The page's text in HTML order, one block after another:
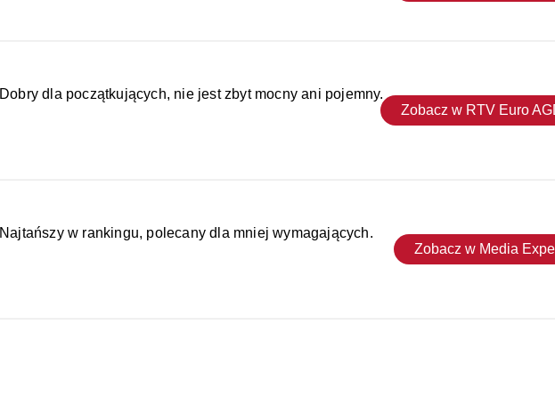
Dobry dla początkujących, nie jest zbyt mocny ani pojemny.
Zobacz w RTV Euro
Najtańszy w rankingu, polecany dla mniej wymagających.
Zobacz w Media